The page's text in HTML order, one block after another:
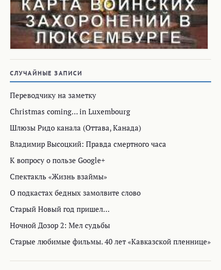
СЛУЧАЙНЫЕ ЗАПИСИ
Переводчику на заметку
Christmas coming… in Luxembourg
Шлюзы Ридо канала (Оттава, Канада)
Владимир Высоцкий: Правда смертного часа
К вопросу о пользе Google+
Спектакль «Жизнь взаймы»
О подкастах бедных замолвите слово
Старый Новый год пришел…
Ночной Дозор 2: Мел судьбы
Старые любимые фильмы. 40 лет «Кавказской пленнице»